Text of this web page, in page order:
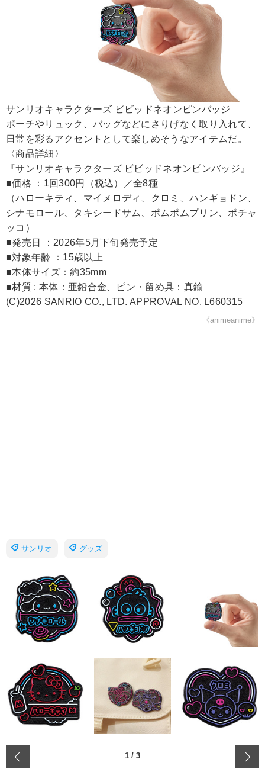
サンリオキャラクターズ ビビッドネオンピンバッジ
ポーチやリュック、バッグなどにさりげなく取り入れて、
日常を彩るアクセントとして楽しめそうなアイテムだ。
〈商品詳細〉
『サンリオキャラクターズ ビビッドネオンピンバッジ』
■価格 ：1回300円（税込）／全8種
（ハローキティ、マイメロディ、クロミ、ハンギョドン、
シナモロール、タキシードサム、ポムポムプリン、ポチャ
ッコ）
■発売日 ：2026年5月下旬発売予定
■対象年齢 ：15歳以上
■本体サイズ：約35mm
■材質 : 本体：亜鉛合金、ピン・留め具：真鍮
(C)2026 SANRIO CO., LTD. APPROVAL NO. L660315
《animeanime》
サンリオ グッズ
1 / 3